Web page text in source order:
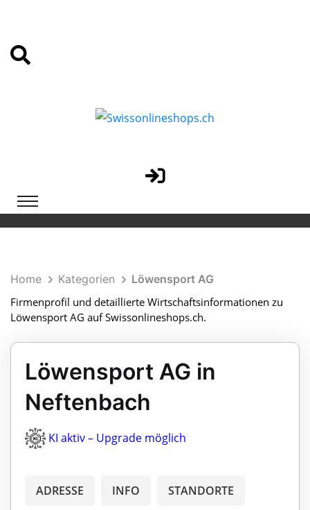
Home Kategorien
Löwensport AG
Firmenprofil und detaillierte Wirtschaftsinformationen zu
Löwensport AG auf Swissonlineshops.ch.
Löwensport AG in
Neftenbach
KI aktiv – Upgrade möglich
ADRESSE INFO STANDORTE